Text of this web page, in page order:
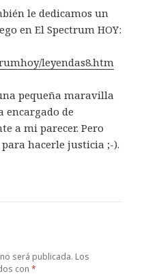
le dedicamos un
en El Spectrum HOY:
leyendas8.htm
pequeña maravilla
encargado de
a mi parecer. Pero
hacerle justicia ;-).
será publicada. Los
con*